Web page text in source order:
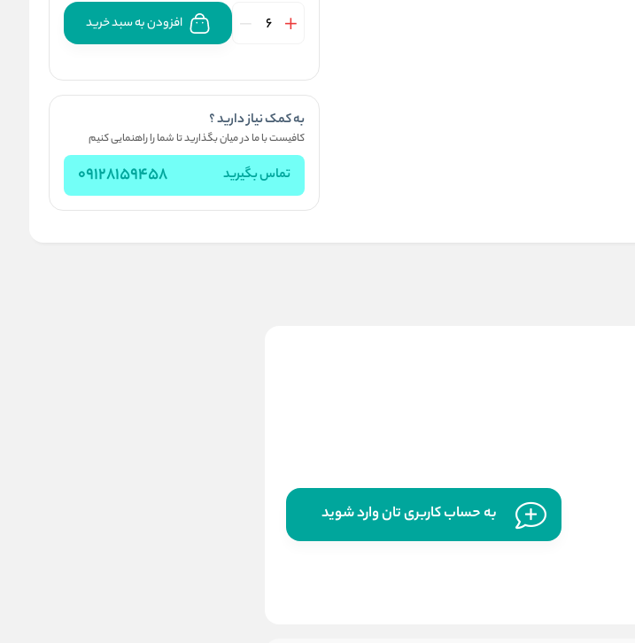
افزودن به سبد خرید
به کمک نیاز دارید ؟
کافیست با ما در میان بگذارید تا شما را راهنمایی کنیم
تماس بگیرید 09128159458
به حساب کاربری تان وارد شوید